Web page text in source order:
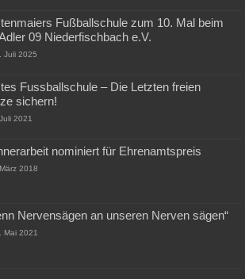
Fußballschule zum 10. Mal beim
09 Niederfischbach e.V.
Juli 2025
Fussballschule – Die Letzten freien
sichern!
2021
nominiert für Ehrenamtspreis
2018
Nervensägen an unseren Nerven sägen“
Mai 2021